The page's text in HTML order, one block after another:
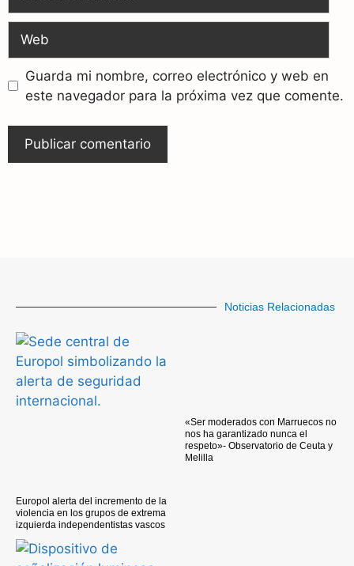
Guarda mi nombre, correo electrónico y web en
este navegador para la próxima vez que comente.
Noticias Relacionadas
Europol alerta del incremento de la
violencia en los grupos de extrema
izquierda independentistas vascos
«Ser moderados con Marruecos no
nos ha garantizado nunca el
respeto»- Observatorio de Ceuta y
Melilla